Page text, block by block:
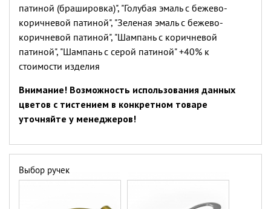
патиной (брашировка)", "Голубая эмаль с бежево-
коричневой патиной", "Зеленая эмаль с бежево-
коричневой патиной", "Шампань с коричневой
патиной", "Шампань с серой патиной" +40% к
стоимости изделия
Внимание! Возможность использования данных
цветов с тистением в конкретном товаре
уточняйте у менеджеров!
Выбор ручек